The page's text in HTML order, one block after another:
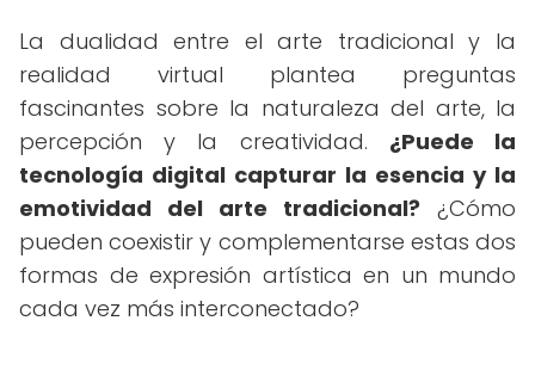
La dualidad entre el arte tradicional y la
realidad virtual plantea preguntas
fascinantes sobre la naturaleza del arte, la
percepción y la creatividad. ¿Puede la
tecnología digital capturar la esencia y la
emotividad del arte tradicional? ¿Cómo
pueden coexistir y complementarse estas dos
formas de expresión artística en un mundo
cada vez más interconectado?